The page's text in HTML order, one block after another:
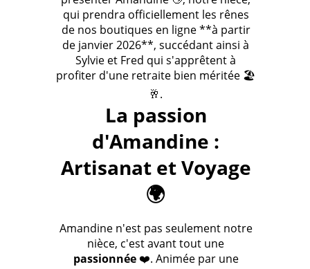
qui prendra officiellement les rênes
de nos boutiques en ligne **à partir
de janvier 2026**, succédant ainsi à
Sylvie et Fred qui s'apprêtent à
profiter d'une retraite bien méritée 🏖️
🥂.
La passion
d'Amandine :
Artisanat et Voyage
🌍
Amandine n'est pas seulement notre
nièce, c'est avant tout une
passionnée❤️. Animée par une